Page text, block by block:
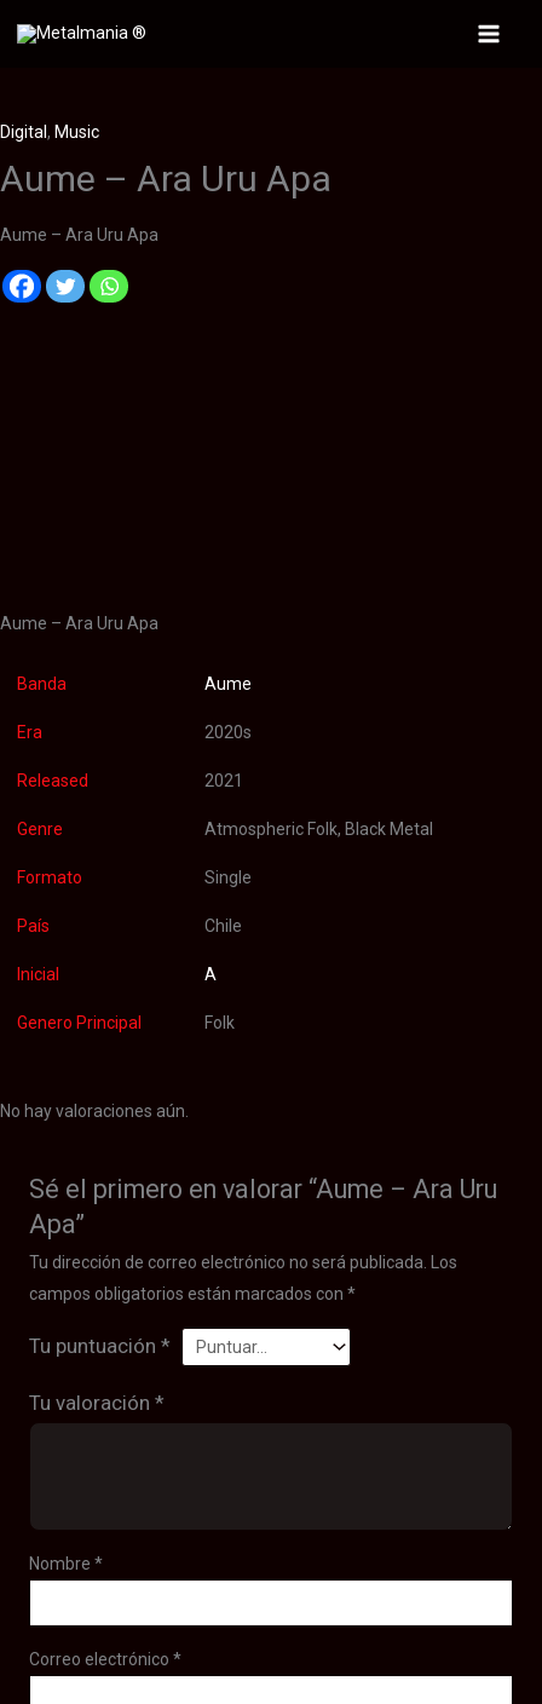
Main
Digital , Music
Aume – Ara Uru Apa
Aume – Ara Uru Apa
Aume – Ara Uru Apa
Banda Aume
Era 2020s
Released 2021
Genre Atmospheric Folk, Black Metal
Formato Single
País Chile
Inicial A
Genero Principal Folk
No hay valoraciones aún.
Sé el primero en valorar “Aume – Ara Uru
Apa”
Tu dirección de correo electrónico no será publicada.
Los
campos obligatorios están marcados con*
Tu puntuación*
Tu valoración*
Nombre*
Correo electrónico*